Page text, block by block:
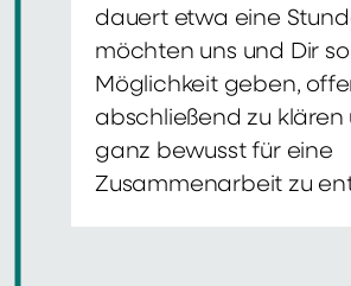
dauert etwa eine
möchten uns und Dir
Möglichkeit geben,
abschließend zu klären
ganz bewusst für eine
Zusammenarbeit zu